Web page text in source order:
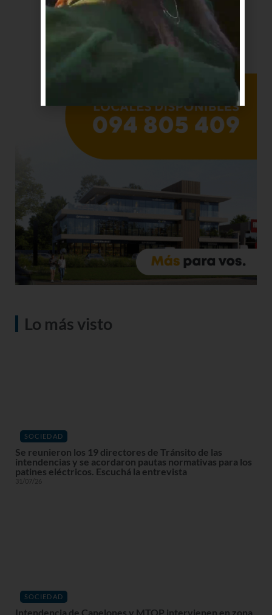
Lo más visto
SOCIEDAD
Se reunieron los 19 directores de Tránsito de las
intendencias y se acordaron pautas normativas para los
patines eléctricos. Escuchá la entrevista
31/07/26
SOCIEDAD
Intendencia de Canelones y MTOP intervienen en zona